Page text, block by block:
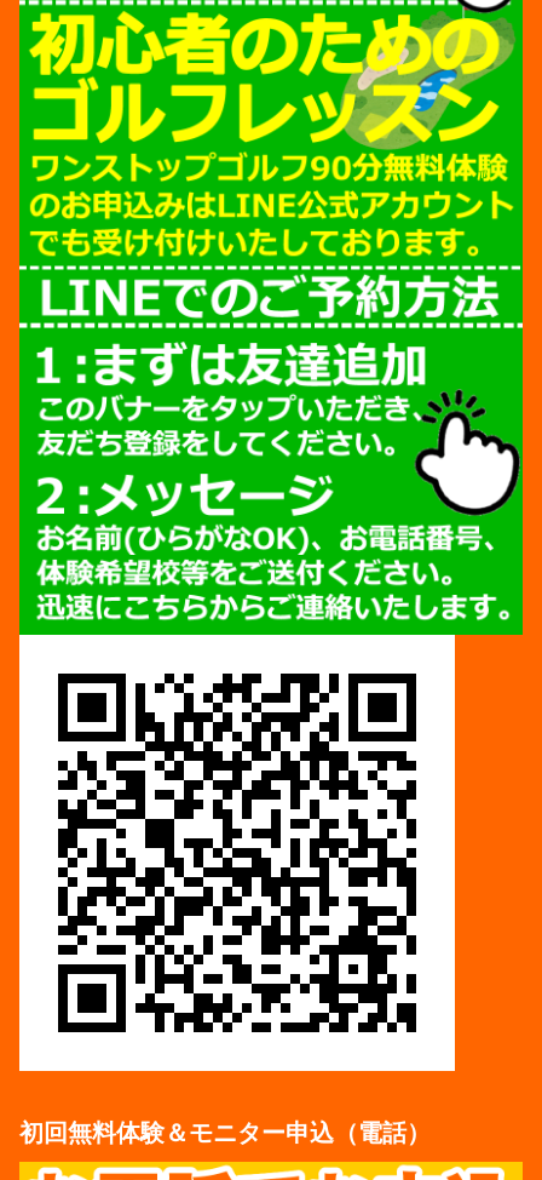
初回無料体験＆モニター申込（電話）